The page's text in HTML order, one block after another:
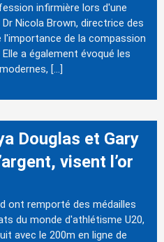
infirmière lors d'une
Nicola Brown, directrice des
de la compassion
a également évoqué les
[…]
Douglas et Gary
visent l’or
ont remporté des médailles
du monde d'athlétisme U20,
avec le 200m en ligne de